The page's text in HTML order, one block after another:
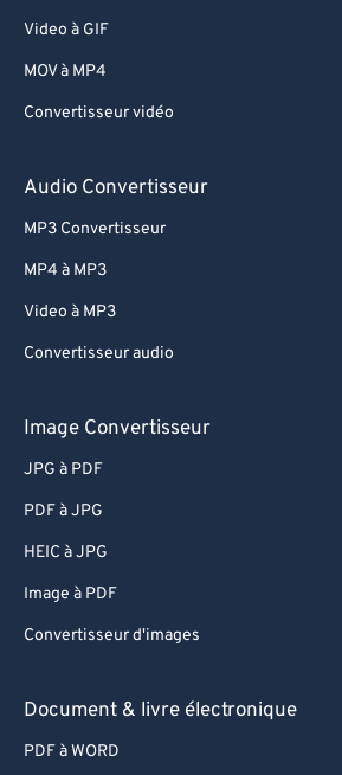
Video à GIF
MOV à MP4
Convertisseur vidéo
Audio Convertisseur
MP3 Convertisseur
MP4 à MP3
Video à MP3
Convertisseur audio
Image Convertisseur
JPG à PDF
PDF à JPG
HEIC à JPG
Image à PDF
Convertisseur d'images
Document & livre électronique
PDF à WORD